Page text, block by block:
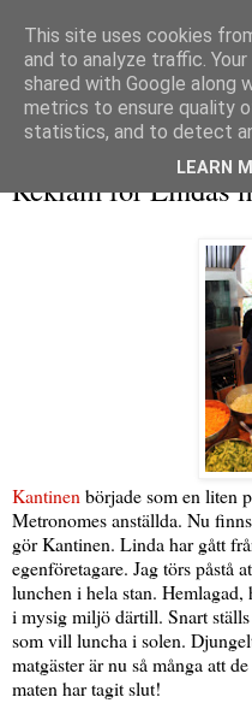
Reklam för Lindas
Kantinen började som en liten
Metronomes anställda. Nu
gör Kantinen. Linda har gått
egenföretagare. Jag törs påstå
lunchen i hela stan.
i mysig miljö därtill. Snart
som vill luncha i solen.
matgäster är nu så många att
maten har tagit slut!
This site uses cookies
and to analyze traffic.
shared with Google along
metrics to ensure quality
statistics, and to detect
LEARN